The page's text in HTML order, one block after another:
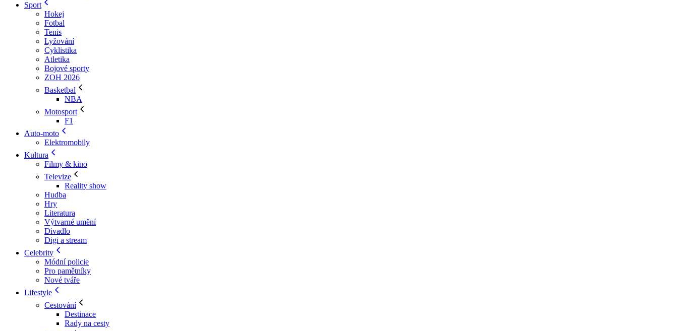
Sport
Hokej
Fotbal
Tenis
Lyžování
Cyklistika
Atletika
Bojové sporty
ZOH 2026
Basketbal
NBA
Motosport
F1
Auto-moto
Elektromobily
Kultura
Filmy & kino
Televize
Reality show
Hudba
Hry
Literatura
Výtvarné umění
Divadlo
Digi a stream
Celebrity
Módní policie
Pro pamětníky
Nové tváře
Lifestyle
Cestování
Destinace
Rady na cesty